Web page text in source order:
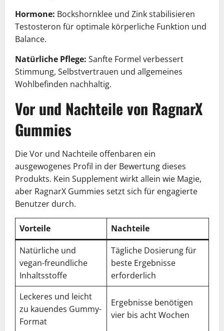
Hormone: Bockshornklee und Zink stabilisieren
Testosteron für optimale körperliche Funktion und
Balance.
Natürliche Pflege: Sanfte Formel verbessert
Stimmung, Selbstvertrauen und allgemeines
Wohlbefinden nachhaltig.
Vor und Nachteile von RagnarX
Gummies
Die Vor und Nachteile offenbaren ein
ausgewogenes Profil in der Bewertung dieses
Produkts. Kein Supplement wirkt allein wie Magie,
aber RagnarX Gummies setzt sich für engagierte
Benutzer durch.
Vorteile
Nachteile
Natürliche und
vegan-freundliche
Inhaltsstoffe
Tägliche Dosierung für
beste Ergebnisse
erforderlich
Leckeres und leicht
zu kauendes Gummy-
Format
Ergebnisse benötigen
vier bis acht Wochen